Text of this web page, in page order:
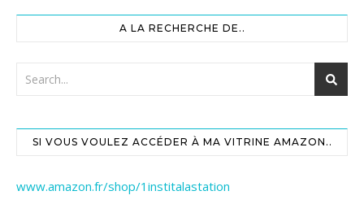
A LA RECHERCHE DE..
SI VOUS VOULEZ ACCÉDER À MA VITRINE AMAZON..
www.amazon.fr/shop/1institalastation